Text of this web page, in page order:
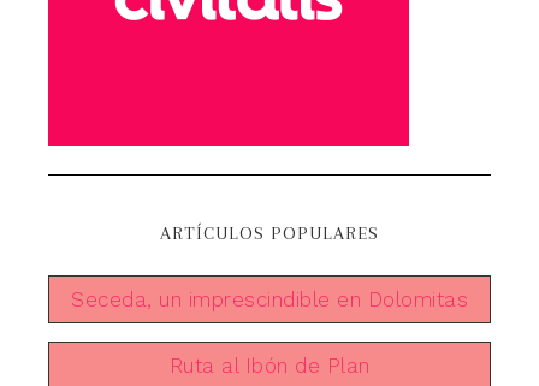
ARTÍCULOS POPULARES
Seceda, un imprescindible en Dolomitas
Ruta al Ibón de Plan